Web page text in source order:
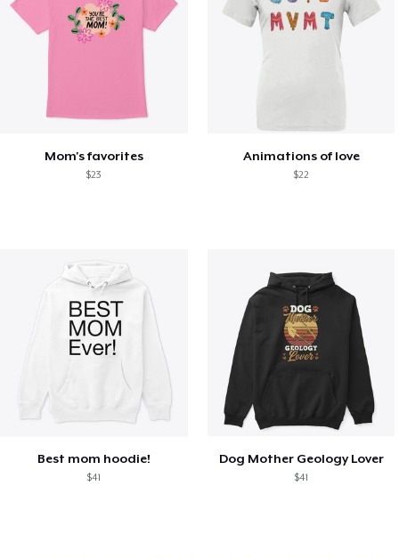
Mom's favorites
$23
Animations of love
$22
Best mom hoodie!
$41
Dog Mother Geology Lover
$41